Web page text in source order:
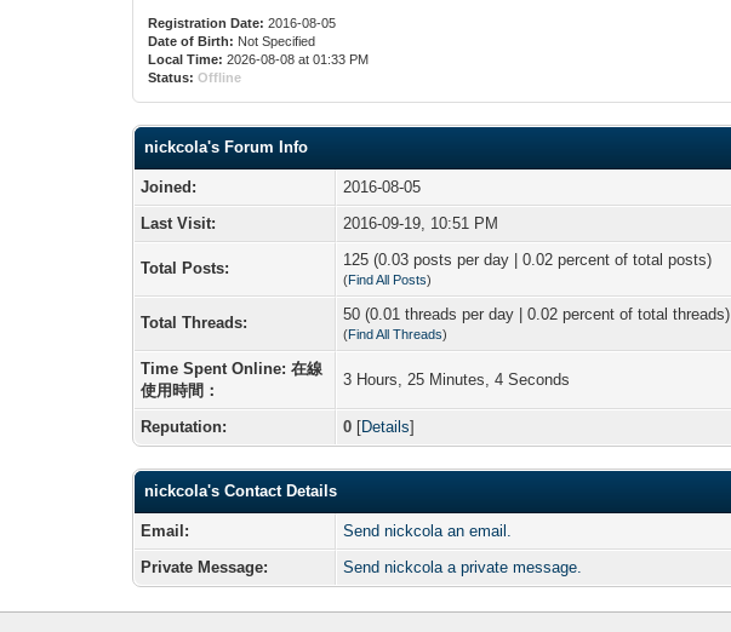
Registration Date: 2016-08-05
Date of Birth: Not Specified
Local Time: 2026-08-08 at 01:33 PM
Status: Offline
nickcola's Forum Info
Joined:
2016-08-05
Last Visit:
2016-09-19, 10:51 PM
Total Posts: 125 (0.03 posts per day | 0.02 percent of total posts)
(Find All Posts)
Total Threads: 50 (0.01 threads per day | 0.02 percent of total threads)
(Find All Threads)
Time Spent Online: 在線
使用時間：
3 Hours, 25 Minutes, 4 Seconds
Reputation: 0 [Details]
nickcola's Contact Details
Email:
Send nickcola an email.
Private Message:
Send nickcola a private message.